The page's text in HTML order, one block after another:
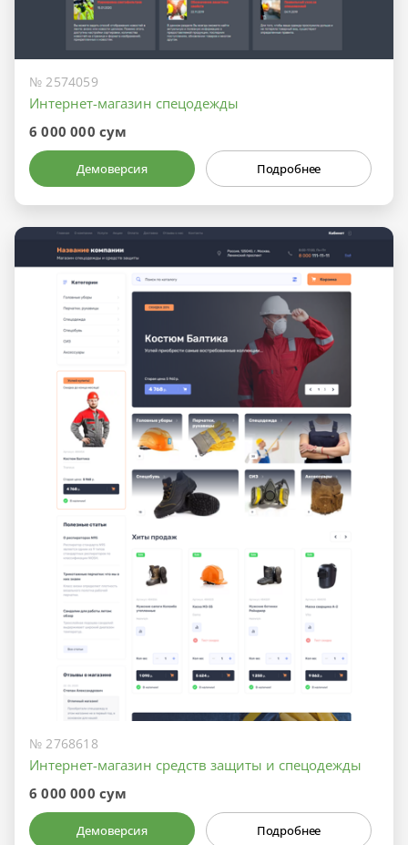
№ 2574059
Интернет-магазин спецодежды
6 000 000 сум
Демоверсия Подробнее
№ 2768618
Интернет-магазин средств защиты и спецодежды
6 000 000 сум
Демоверсия Подробнее